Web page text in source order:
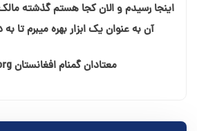
اینجا رسیدم و الان کجا هستم گذشته
آن به عنوان یک ابزار بهره میبرم تا
معتادان گمنام افغانستان naafg.org